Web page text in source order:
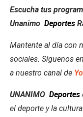
Escucha tus
Unanimo Deportes
Mantente al día con
sociales. Síguenos en
a nuestro canal de
UNANIMO Deportes
el deporte y la